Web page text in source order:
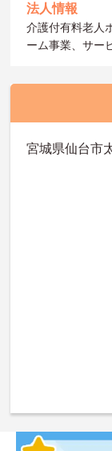
法人情報
介護付有料老人
ーム事業、サー
宮城県仙台市